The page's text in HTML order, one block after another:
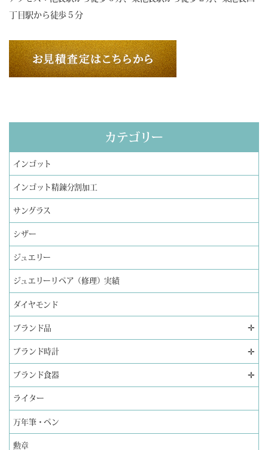
丁目駅から徒歩５分
カテゴリー
インゴット
インゴット精錬分割加工
サングラス
シザー
ジュエリー
ジュエリーリペア（修理）実績
ダイヤモンド
ブランド品 ✛
ブランド時計 ✛
ブランド食器 ✛
ライター
万年筆・ペン
勲章